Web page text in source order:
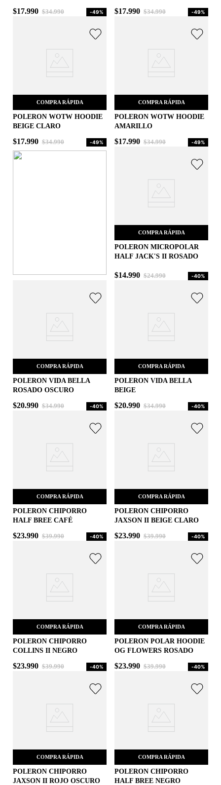
M
AGREGAR AL CARRITO
$34.990
$17.990 -49% M
AGREGAR AL CARRITO
$34.990
$17.990 -49%
COMPRA RÁPIDA
AGREGAR AL CARRITO
POLERON WOTW HOODIE
BEIGE CLARO
$34.990
$17.990 -49%
COMPRA RÁPIDA
POLERON WOTW HOODIE
AMARILLO
$34.990
$17.990 -49%
COMPRA RÁPIDA
POLERON MICROPOLAR
HALF JACK'S II ROSADO
$24.990
$14.990 -40%
COMPRA RÁPIDA
POLERON VIDA BELLA
ROSADO OSCURO
$34.990
$20.990 -40%
COMPRA RÁPIDA
POLERON VIDA BELLA
BEIGE
$34.990
$20.990 -40%
COMPRA RÁPIDA
POLERON CHIPORRO
HALF BREE CAFÉ
$39.990
$23.990 -40%
COMPRA RÁPIDA
POLERON CHIPORRO
JAXSON II BEIGE CLARO
$39.990
$23.990 -40%
COMPRA RÁPIDA
POLERON CHIPORRO
COLLINS II NEGRO
$39.990
$23.990 -40%
COMPRA RÁPIDA
POLERON POLAR HOODIE
OG FLOWERS ROSADO
$39.990
$23.990 -40%
COMPRA RÁPIDA
POLERON CHIPORRO
JAXSON II ROJO OSCURO
COMPRA RÁPIDA
POLERON CHIPORRO
HALF BREE NEGRO